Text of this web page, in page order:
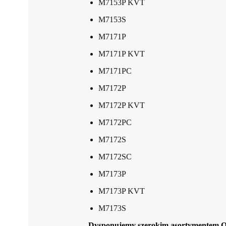
M7153P KVT
M7153S
M7171P
M7171P KVT
M7171PC
M7172P
M7172P KVT
M7172PC
M7172S
M7172SC
M7173P
M7173P KVT
M7173S